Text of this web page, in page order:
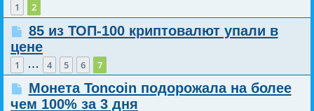
1 2
85 из ТОП-100 криптовалют упали в
цене
1 … 4 5 6 7
Монета Toncoin подорожала на более
чем 100% за 3 дня